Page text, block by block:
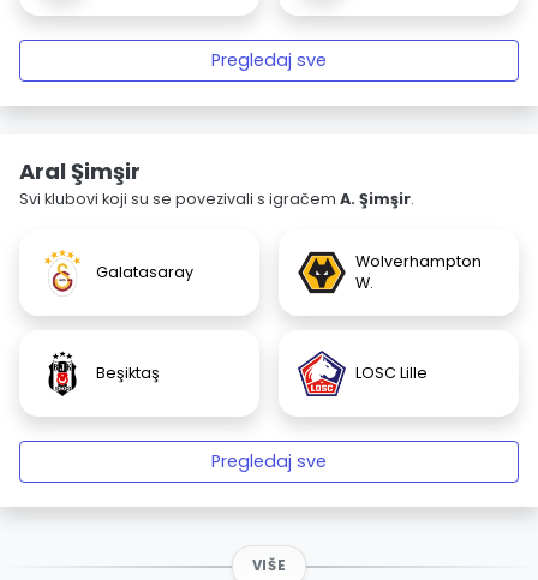
Pregledaj sve
Aral Şimşir
Svi klubovi koji su se povezivali s igračem A. Şimşir.
Galatasaray
Wolverhampton
W.
Beşiktaş LOSC Lille
Pregledaj sve
VIŠE